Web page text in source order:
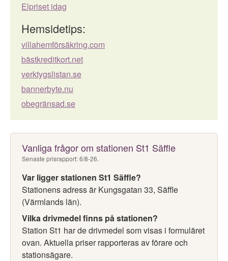
Elpriset idag
Hemsidetips:
villahemförsäkring.com
bästkreditkort.net
verktygslistan.se
bannerbyte.nu
obegränsad.se
Vanliga frågor om stationen St1 Säffle
Senaste prisrapport: 6/8-26.
Var ligger stationen St1 Säffle?
Stationens adress är Kungsgatan 33, Säffle
(Värmlands län).
Vilka drivmedel finns på stationen?
Station St1 har de drivmedel som visas i formuläret
ovan. Aktuella priser rapporteras av förare och
stationsägare.